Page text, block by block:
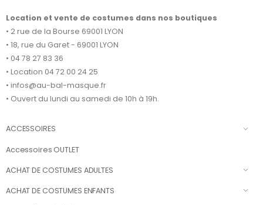
Location et vente de costumes dans nos boutiques
• 2 rue de la Bourse 69001 LYON
• 18, rue du Garet - 69001 LYON
• 04 78 27 83 36
• Location 04 72 00 24 25
• infos@au-bal-masque.fr
• Ouvert du lundi au samedi de 10h à 19h.
ACCESSOIRES
Accessoires OUTLET
ACHAT DE COSTUMES ADULTES
ACHAT DE COSTUMES ENFANTS